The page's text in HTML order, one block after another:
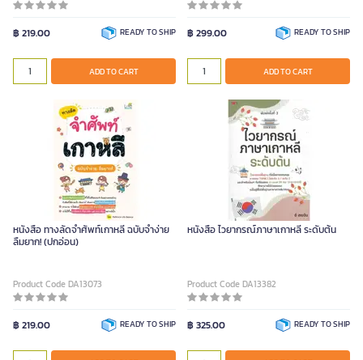
฿ 219.00 READY TO SHIP
ADD TO CART
฿ 299.00 READY TO SHIP
ADD TO CART
หนังสือ ทางลัดจำศัพท์เกาหลี ฉบับจำง่าย
ลืมยาก! (ปกอ่อน)
Product Code DA13073
฿ 219.00 READY TO SHIP
หนังสือ ไวยากรณ์ภาษาเกาหลี ระดับต้น
Product Code DA13382
฿ 325.00 READY TO SHIP